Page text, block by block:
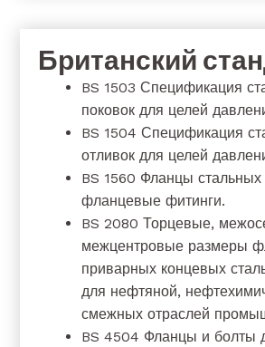
Британский
BS 1503 Спецификация
поковок для целей
BS 1504 Спецификация
отливок для целей
BS 1560 Фланцы стальных
фланцевые фитинги.
BS 2080 Торцевые,
межцентровые размеры
приварных концевых
для нефтяной,
смежных отраслей
BS 4504 Фланцы и болты